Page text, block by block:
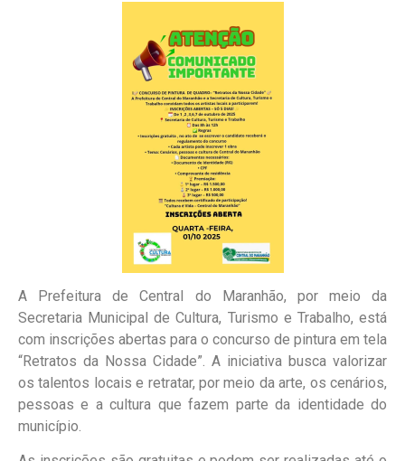
A Prefeitura de Central do Maranhão, por meio da
Secretaria Municipal de Cultura, Turismo e Trabalho, está
com inscrições abertas para o concurso de pintura em tela
“Retratos da Nossa Cidade”. A iniciativa busca valorizar
os talentos locais e retratar, por meio da arte, os cenários,
pessoas e a cultura que fazem parte da identidade do
município.